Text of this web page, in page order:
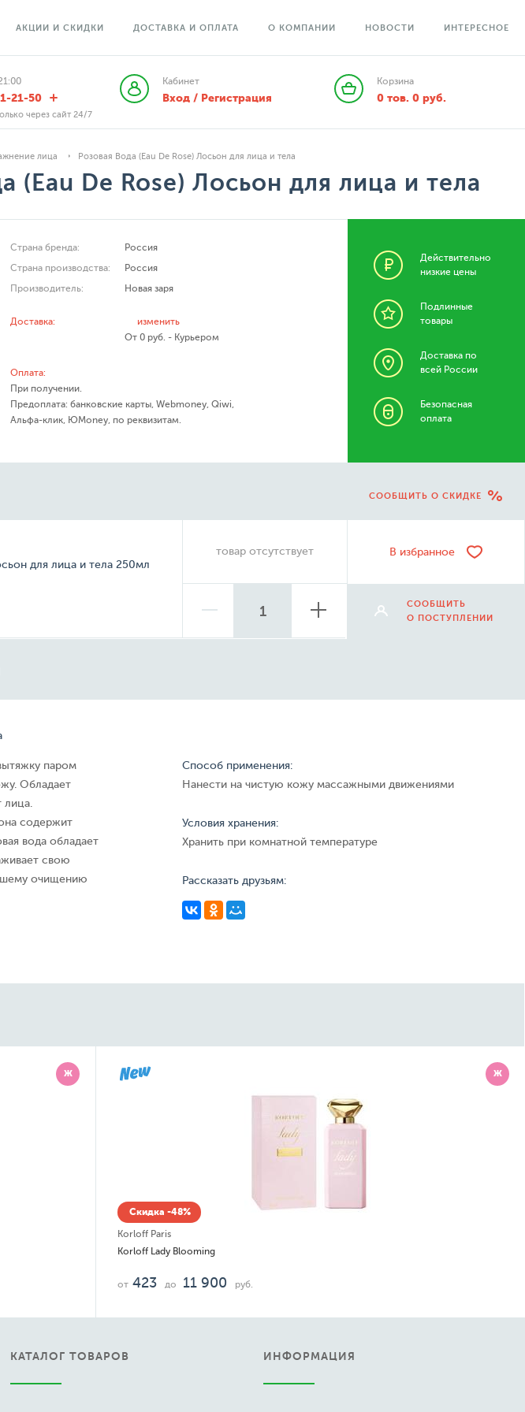
АКЦИИ И СКИДКИ ДОСТАВКА И ОПЛАТА О КОМПАНИИ НОВОСТИ ИНТЕРЕСНОЕ
21-50
через сайт 24/7
Кабинет
Вход / Регистрация
Корзина
0 тов. 0руб.
лица Розовая Вода (Eau De Rose) Лосьон для лица и тела
(Eau De Rose) Лосьон для лица и тела
Страна бренда:
Россия
Страна производства:
Россия
Производитель:
Новая заря
Доставка:
изменить
От 0 руб. - Курьером
Оплата:
При получении.
Предоплата: банковские карты, Webmoney, Qiwi,
Альфа-клик, ЮMoney, по реквизитам.
Действительно
низкие цены
Подлинные
товары
Доставка по
всей России
Безопасная
оплата
СООБЩИТЬ О СКИДКЕ
для лица и тела 250мл
товар отсутствует В избранное
СООБЩИТЬ
О ПОСТУПЛЕНИИ
паром
Обладает
лица.
содержит
вода обладает
свою
очищению
Способ применения:
Нанести на чистую кожу массажными движениями
Условия хранения:
Хранить при комнатной температуре
Рассказать друзьям:
Ж Ж
Скидка -48%
Korloff Paris
Korloff Lady Blooming
от 423 до 11 900 руб.
КАТАЛОГ ТОВАРОВ ИНФОРМАЦИЯ